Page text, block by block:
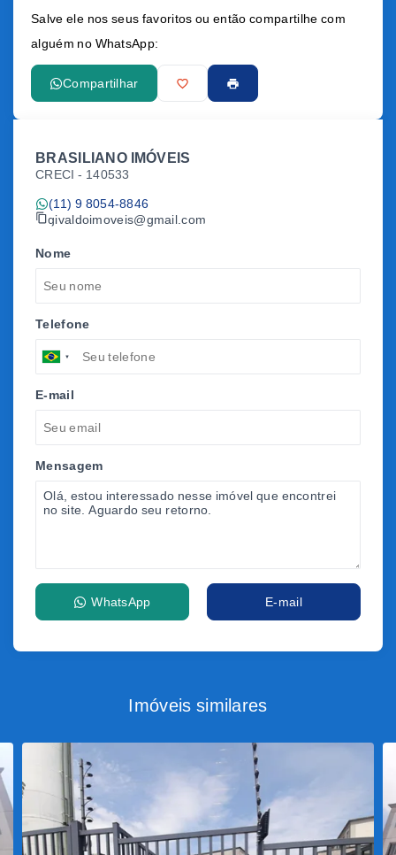
Salve ele nos seus favoritos ou então compartilhe com
alguém no WhatsApp:
Compartilhar
BRASILIANO IMÓVEIS
CRECI - 140533
(11) 9 8054-8846
givaldoimoveis@gmail.com
Nome
Telefone
E-mail
Mensagem
WhatsApp E-mail
Imóveis similares